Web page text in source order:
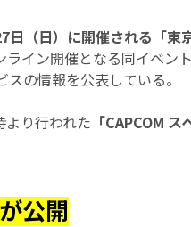
日（日）に開催される「東
ライン開催となる同イベン
の情報を公表している。
り行われた 「CAPCOM
公開